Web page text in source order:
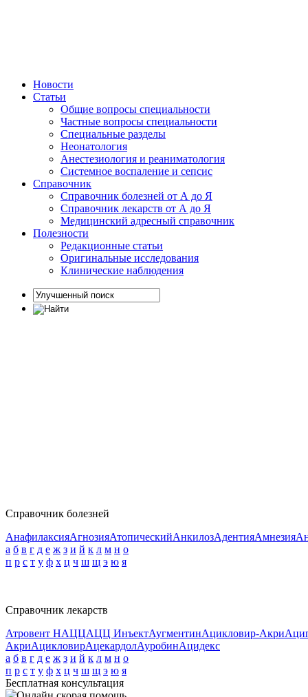
Новости
Статьи
Общие вопросы специальности
Частные вопросы специальности
Специальные разделы
Неонатология
Анестезиология и реаниматология
Системное воспаление и сепсис
Справочник
Справочник болезней от А до Я
Справочник лекарств от А до Я
Медицинский адресный справочник
Полезности
Редакционные статьи
Оригинальные исследования
Клинические наблюдения
Справочник болезней
АнафилаксияАгнозияАтопическийАнкилозАдентияАмнезия
а б в г д е ж з и й к л м н о
п р с т у ф х ц ч ш щ э ю я
Справочник лекарств
Атровент НАЦЦАЦЦ ИнъектАугментинАцикловир-Акри
АкриАцикловирАцекардолАуробинАцидекс
а б в г д е ж з и й к л м н о
п р с т у ф х ц ч ш щ э ю я
Бесплатная консультация